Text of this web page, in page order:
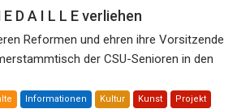
D A I L L E verliehen
Reformen und ehren ihre Vorsitzende
der CSU-Senioren in den
Informationen Kultur Kunst Projekt